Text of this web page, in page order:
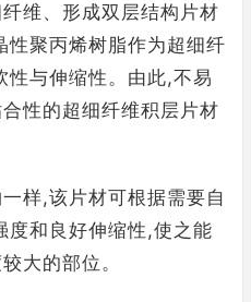
维、形成双层结构片材
性聚丙烯树脂作为超细纤
性与伸缩性。由此,不易
性的超细纤维积层片材
样,该片材可根据需要自
度和良好伸缩性,使之能
大的部位。